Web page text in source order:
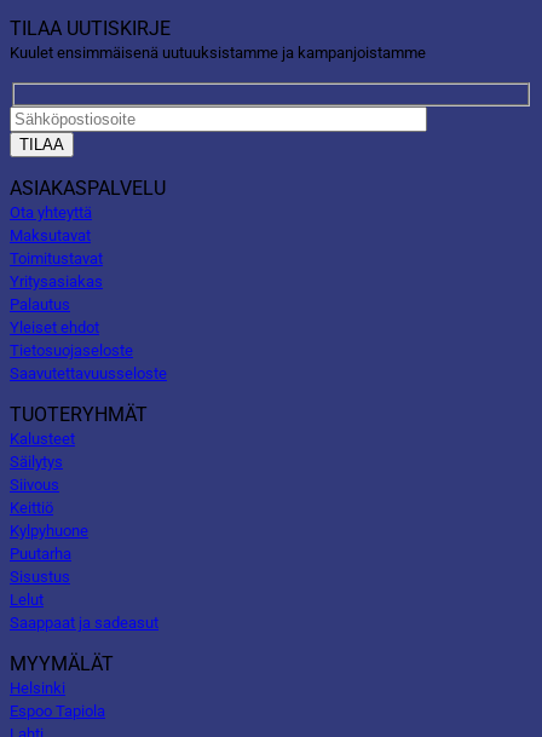
TILAA UUTISKIRJE
Kuulet ensimmäisenä uutuuksistamme ja kampanjoistamme
ASIAKASPALVELU
Ota yhteyttä
Maksutavat
Toimitustavat
Yritysasiakas
Palautus
Yleiset ehdot
Tietosuojaseloste
Saavutettavuusseloste
TUOTERYHMÄT
Kalusteet
Säilytys
Siivous
Keittiö
Kylpyhuone
Puutarha
Sisustus
Lelut
Saappaat ja sadeasut
MYYMÄLÄT
Helsinki
Espoo Tapiola